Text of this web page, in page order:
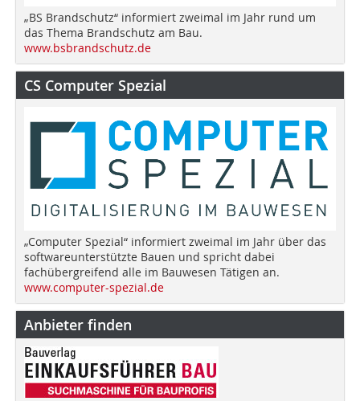
„BS Brandschutz“ informiert zweimal im Jahr rund um
das Thema Brandschutz am Bau.
www.bsbrandschutz.de
CS Computer Spezial
„Computer Spezial“ informiert zweimal im Jahr über das
softwareunterstützte Bauen und spricht dabei
fachübergreifend alle im Bauwesen Tätigen an.
www.computer-spezial.de
Anbieter finden